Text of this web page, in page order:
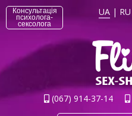
Консультація
психолога-
сексолога
UA | RU
(067) 914-37-14